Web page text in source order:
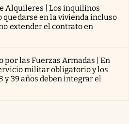
Alquileres | Los inquilinos
en la vivienda incluso
extender el contrato en
por las Fuerzas Armadas | En
militar obligatorio y los
y 39 años deben integrar el